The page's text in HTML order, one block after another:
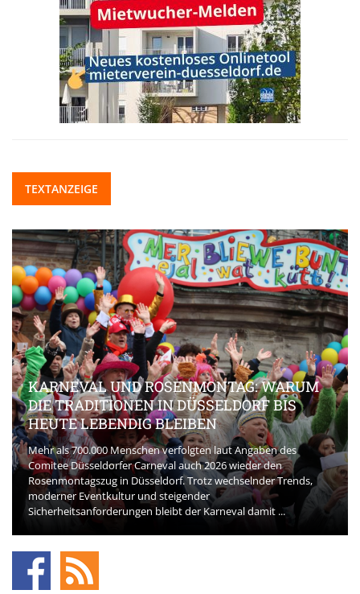
TEXTANZEIGE
KARNEVAL UND ROSENMONTAG: WARUM
DIE TRADITIONEN IN DÜSSELDORF BIS
HEUTE LEBENDIG BLEIBEN
Mehr als 700.000 Menschen verfolgten laut Angaben des
Comitee Düsseldorfer Carneval auch 2026 wieder den
Rosenmontagszug in Düsseldorf. Trotz wechselnder Trends,
moderner Eventkultur und steigender
Sicherheitsanforderungen bleibt der Karneval damit ...